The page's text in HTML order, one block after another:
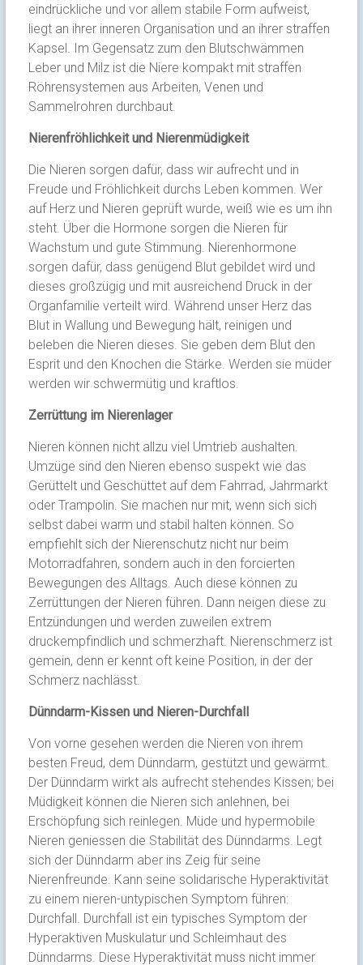
eindrückliche und vor allem stabile Form aufweist,
liegt an ihrer inneren Organisation und an ihrer straffen
Kapsel. Im Gegensatz zum den Blutschwämmen
Leber und Milz ist die Niere kompakt mit straffen
Röhrensystemen aus Arbeiten, Venen und
Sammelrohren durchbaut.
Nierenfröhlichkeit und Nierenmüdigkeit
Die Nieren sorgen dafür, dass wir aufrecht und in
Freude und Fröhlichkeit durchs Leben kommen. Wer
auf Herz und Nieren geprüft wurde, weiß wie es um ihn
steht. Über die Hormone sorgen die Nieren für
Wachstum und gute Stimmung. Nierenhormone
sorgen dafür, dass genügend Blut gebildet wird und
dieses großzügig und mit ausreichend Druck in der
Organfamilie verteilt wird. Während unser Herz das
Blut in Wallung und Bewegung hält, reinigen und
beleben die Nieren dieses. Sie geben dem Blut den
Esprit und den Knochen die Stärke. Werden sie müder
werden wir schwermütig und kraftlos.
Zerrüttung im Nierenlager
Nieren können nicht allzu viel Umtrieb aushalten.
Umzüge sind den Nieren ebenso suspekt wie das
Gerüttelt und Geschüttet auf dem Fahrrad, Jahrmarkt
oder Trampolin. Sie machen nur mit, wenn sich sich
selbst dabei warm und stabil halten können. So
empfiehlt sich der Nierenschutz nicht nur beim
Motorradfahren, sondern auch in den forcierten
Bewegungen des Alltags. Auch diese können zu
Zerrüttungen der Nieren führen. Dann neigen diese zu
Entzündungen und werden zuweilen extrem
druckempfindlich und schmerzhaft. Nierenschmerz ist
gemein, denn er kennt oft keine Position, in der der
Schmerz nachlässt.
Dünndarm-Kissen und Nieren-Durchfall
Von vorne gesehen werden die Nieren von ihrem
besten Freud, dem Dünndarm, gestützt und gewärmt.
Der Dünndarm wirkt als aufrecht stehendes Kissen; bei
Müdigkeit können die Nieren sich anlehnen, bei
Erschöpfung sich reinlegen. Müde und hypermobile
Nieren geniessen die Stabilität des Dünndarms. Legt
sich der Dünndarm aber ins Zeig für seine
Nierenfreunde. Kann seine solidarische Hyperaktivität
zu einem nieren-untypischen Symptom führen:
Durchfall. Durchfall ist ein typisches Symptom der
Hyperaktiven Muskulatur und Schleimhaut des
Dünndarms. Diese Hyperaktivität muss nicht immer